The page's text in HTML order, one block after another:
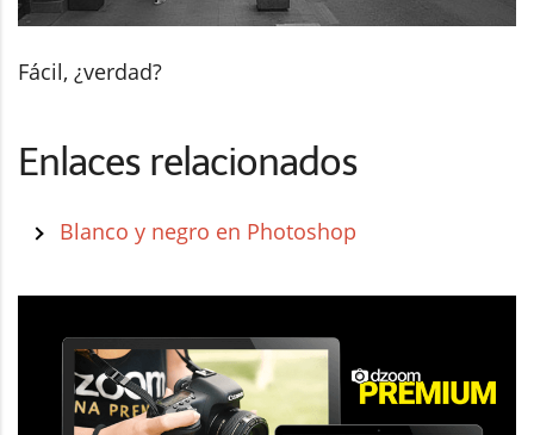
Fácil, ¿verdad?
Enlaces relacionados
Blanco y negro en Photoshop